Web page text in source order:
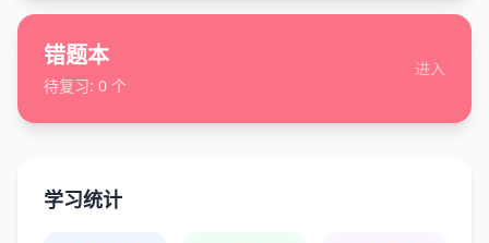
错题本
待复习: 0 个
进入
学习统计